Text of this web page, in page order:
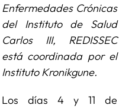
Enfermedades Crónicas
del Instituto de Salud
Carlos III, REDISSEC
está coordinada por el
Instituto Kronikgune.
Los días 4 y 11 de